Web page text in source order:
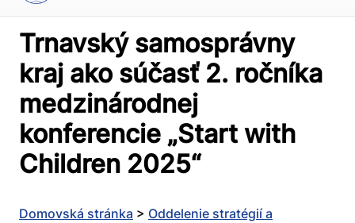
Trnavský samosprávny
kraj ako súčasť 2. ročníka
medzinárodnej
konferencie „Start with
Children 2025“
Domovská stránka > Oddelenie stratégií a